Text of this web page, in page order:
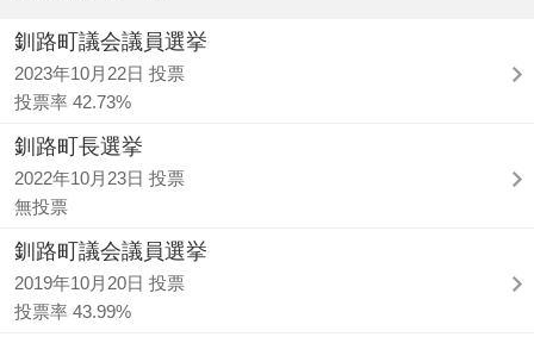
釧路町議会議員選挙
2023年10月22日 投票
投票率 42.73%
釧路町長選挙
2022年10月23日 投票
無投票
釧路町議会議員選挙
2019年10月20日 投票
投票率 43.99%